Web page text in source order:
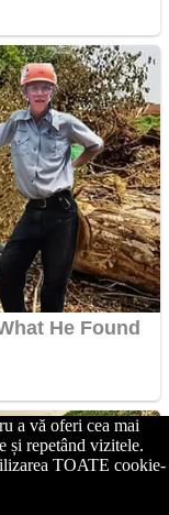
a vă oferi cea mai
și repetând vizitele.
TOATE cookie-